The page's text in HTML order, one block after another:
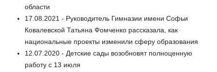
области
17.08.2021 - Руководитель Гимназии имени Софьи
Ковалевской Татьяна Фомченко рассказала, как
национальные проекты изменили сферу образования
12.07.2020 - Детские сады возобновят полноценную
работу с 13 июля